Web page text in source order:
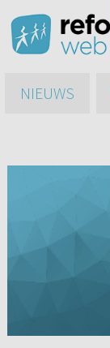
NIEUWS